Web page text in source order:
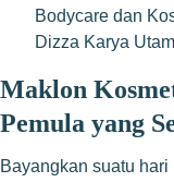
Bodycare dan
Dizza Karya
Maklon
Pemula yang
Bayangkan suatu